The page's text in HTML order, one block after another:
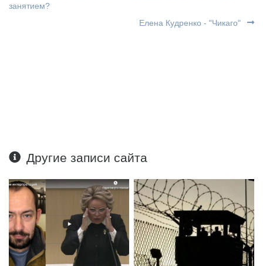
занятием?
Елена Кудренко - "Чикаго"
Другие записи сайта